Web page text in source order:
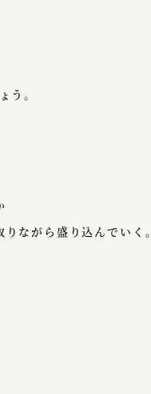
う。
ながら盛り込んでいく。